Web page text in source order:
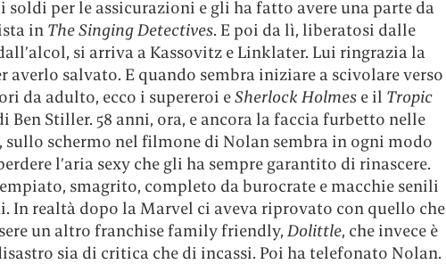
i soldi per le assicurazioni e gli ha fatto avere una parte da
in The Singing Detectives. E poi da lì, liberatosi dalle
si arriva a Kassovitz e Linklater. Lui ringrazia la
averlo salvato. E quando sembra iniziare a scivolare verso
da adulto, ecco i supereroi eSherlock Holmese il Tropic
Ben Stiller. 58 anni, ora, e ancora la faccia furbetto nelle
sullo schermo nel filmone di Nolan sembra in ogni modo
l’aria sexy che gli ha sempre garantito di rinascere.
smagrito, completo da burocrate e macchie senili
In realtà dopo la Marvel ci aveva riprovato con quello che
un altro franchise family friendly, Dolittle, che invece è
sia di critica che di incassi. Poi ha telefonato Nolan.